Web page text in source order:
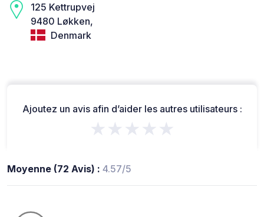
125 Kettrupvej
9480 Løkken,
Denmark
Ajoutez un avis afin d’aider les autres utilisateurs :
★★★★★
Moyenne (72 Avis) : 4.57/5